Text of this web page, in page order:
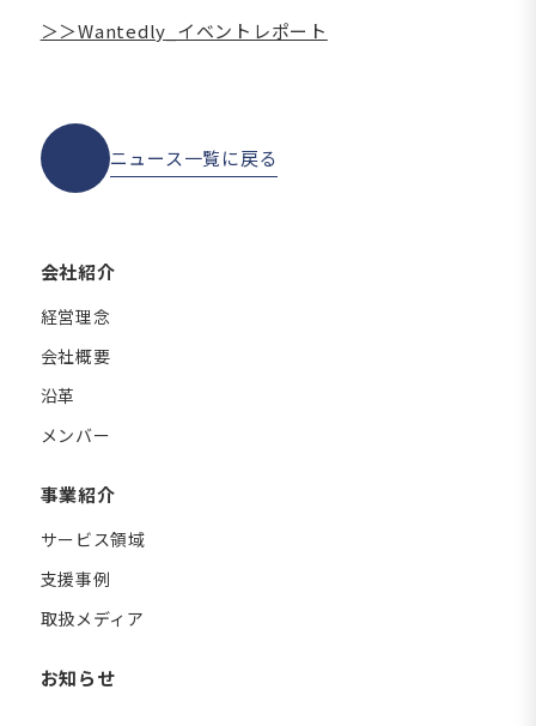
＞＞Wantedly_イベントレポート
ニュース一覧に戻る
会社紹介
経営理念
会社概要
沿革
メンバー
事業紹介
サービス領域
支援事例
取扱メディア
お知らせ